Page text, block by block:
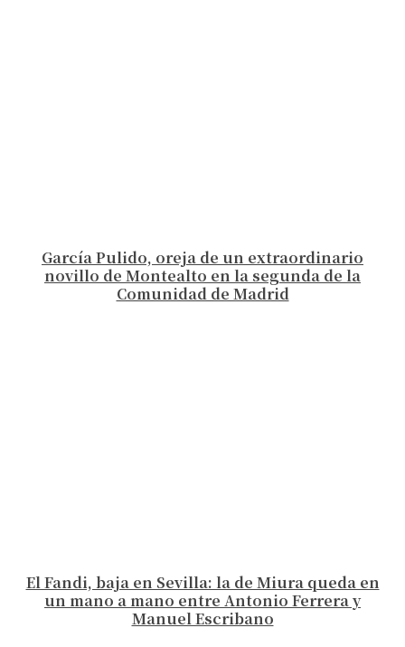
García Pulido, oreja de un extraordinario
novillo de Montealto en la segunda de la
Comunidad de Madrid
El Fandi, baja en Sevilla: la de Miura queda en
un mano a mano entre Antonio Ferrera y
Manuel Escribano